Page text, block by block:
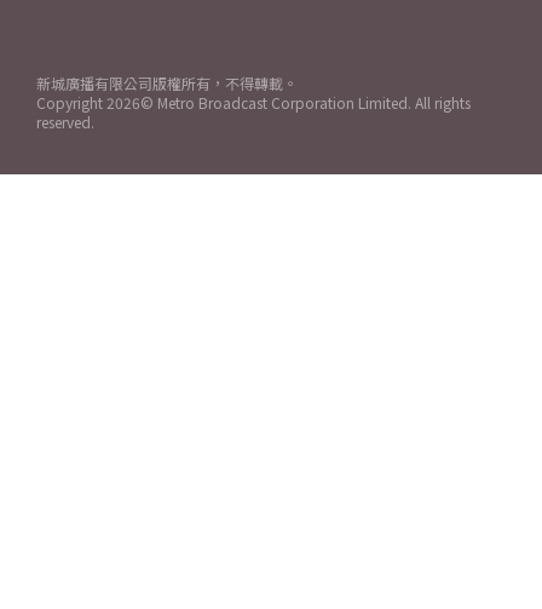
新城廣播有限公司版權所有，不得轉載。
Copyright 2026© Metro Broadcast Corporation Limited. All rights
reserved.